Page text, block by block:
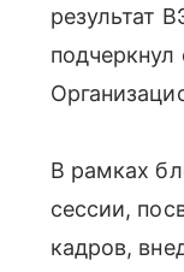
результат
подчеркнул
В рамках
сессии,
кадров,